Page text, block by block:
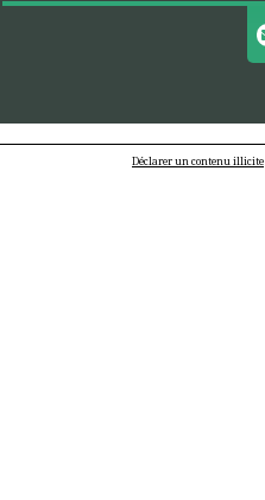
Déclarer un contenu illicite